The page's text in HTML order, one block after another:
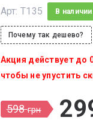
Арт:T135 В наличии
Почему так дешево?
Акция действует до
чтобы не упустить
598грн